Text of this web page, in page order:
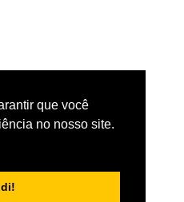
que você
no nosso site.